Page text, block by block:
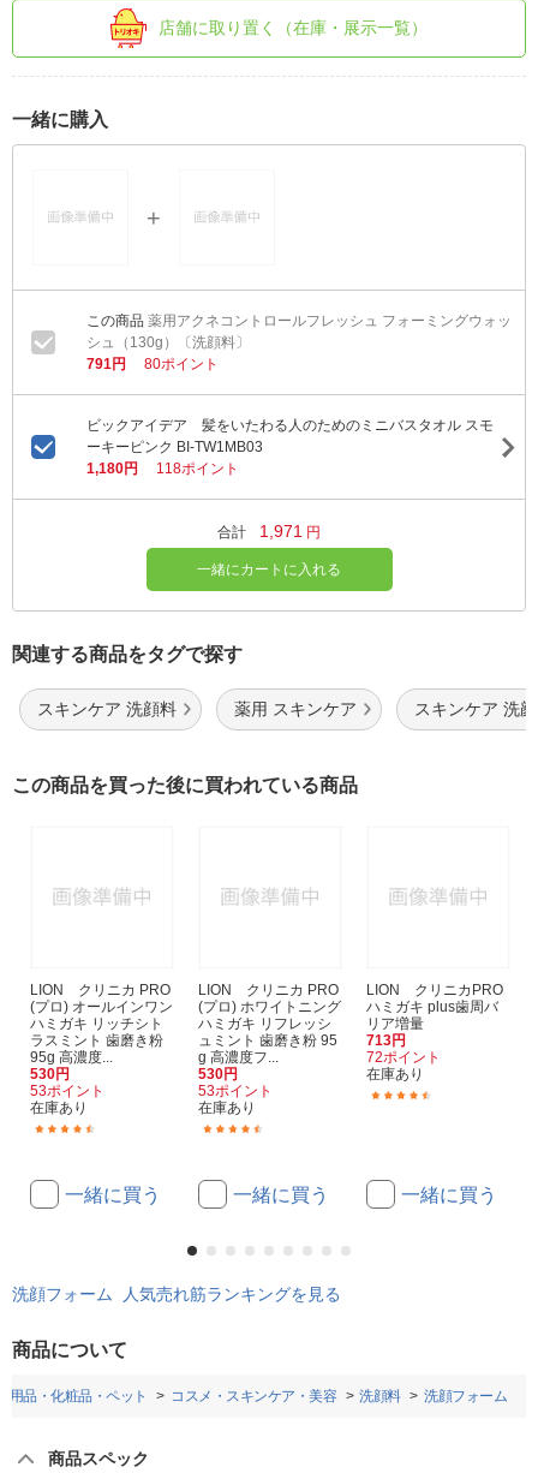
店舗に取り置く（在庫・展示一覧）
一緒に購入
薬用アクネコントロールフレッシュ フォーミングウォッ
シュ（130g）〔洗顔料〕
791円
80ポイント
ビックアイデア 髪をいたわる人のためのミニバスタオル スモ
ーキーピンク BI-TW1MB03
1,180円
118ポイント
合計 1,971 円
一緒にカートに入れる
関連する商品をタグで探す
スキンケア 洗顔料 薬用 スキンケア スキンケア 洗
この商品を買った後に買われている商品
LION クリニカ PRO
(プロ) オールインワン
ハミガキ リッチシト
ラスミント 歯磨き粉
95g 高濃度...
530円
53ポイント
在庫あり
一緒に買う
LION クリニカ PRO
(プロ) ホワイトニング
ハミガキ リフレッシ
ュミント 歯磨き粉 95
g 高濃度フ...
530円
53ポイント
在庫あり
一緒に買う
LION クリニカPRO
ハミガキ plus歯周バ
リア増量
713円
72ポイント
在庫あり
一緒に買う
洗顔フォーム 人気売れ筋ランキングを見る
商品について
用品・化粧品・ペット コスメ・スキンケア・美容 洗顔料 洗顔フォーム
商品スペック